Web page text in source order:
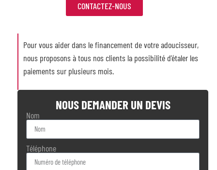
CONTACTEZ-NOUS
Pour vous aider dans le financement de votre adoucisseur,
nous proposons à tous nos clients la possibilité d’étaler les
paiements sur plusieurs mois.
NOUS DEMANDER UN DEVIS
Nom
Téléphone